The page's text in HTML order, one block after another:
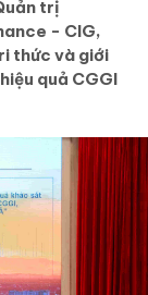
trị
- CIG,
thức và giới
quả CGGI